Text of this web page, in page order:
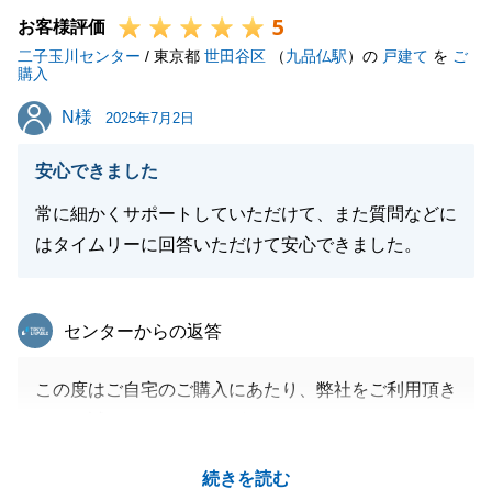
後は安心してお引き渡しまでできましたこと、とても
うれしく思います。
今後も何かございましたら、お気軽にご相談ください
ませ。
閉じる
お客様評価 5
二子玉川センター / 東京都 世田谷区 （九品仏駅）の 戸建て を ご
購入
N様
N様 2025年7月2日
安心できました
常に細かくサポートしていただけて、また質問などに
はタイムリーに回答いただけて安心できました。
続きを読む
東急リバブル
センターからの返答
この度はご自宅のご購入にあたり、弊社をご利用頂き
ってしまいましたが、ようやくご納得頂ける不動産を